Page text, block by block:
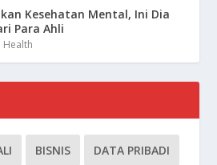
Kesehatan Mental, Ini Dia
Para Ahli
Health
BISNIS DATA PRIBADI